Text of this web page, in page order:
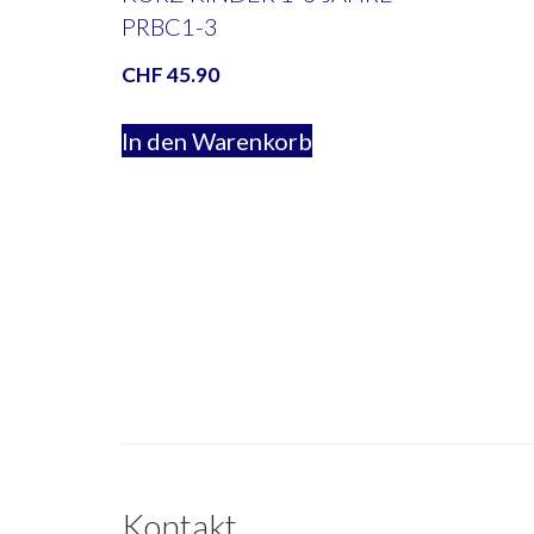
PRBC1-3
CHF45.90
In den Warenkorb
Kontakt